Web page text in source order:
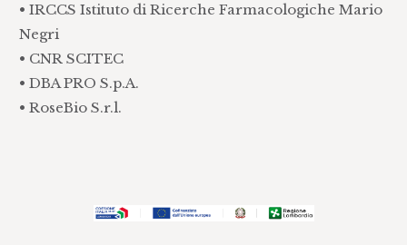
• IRCCS Istituto di Ricerche Farmacologiche Mario
Negri
• CNR SCITEC
• DBA PRO S.p.A.
• RoseBio S.r.l.